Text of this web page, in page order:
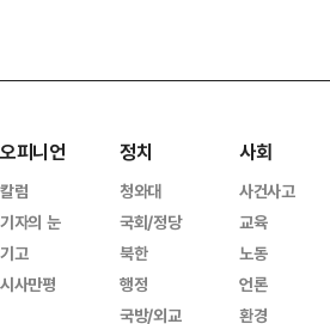
오피니언
칼럼
기자의 눈
기고
시사만평
정치
청와대
국회/정당
북한
행정
국방/외교
사회
사건사고
교육
노동
언론
환경